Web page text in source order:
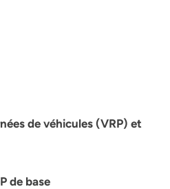
de véhicules (VRP) et
de base